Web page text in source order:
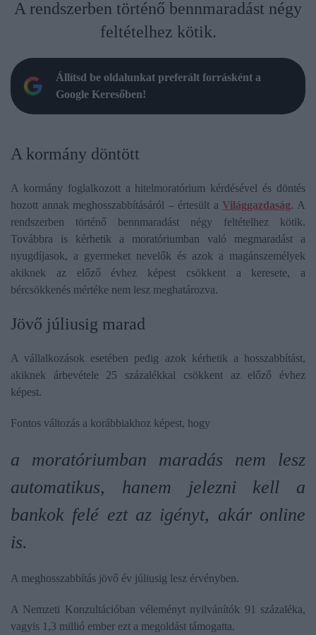
A rendszerben történő bennmaradást négy
feltételhez kötik.
Állítsd be oldalunkat preferált forrásként a
Google Keresőben!
A kormány döntött
A kormány foglalkozott a hitelmoratórium kérdésével és döntés
hozott annak meghosszabbításáról – értesült aVilággazdaság. A
rendszerben történő bennmaradást négy feltételhez kötik.
Továbbra is kérhetik a moratóriumban való megmaradást a
nyugdíjasok, a gyermeket nevelők és azok a magánszemélyek
akiknek az előző évhez képest csökkent a keresete, a
bércsökkenés mértéke nem lesz meghatározva.
Jövő júliusig marad
A vállalkozások esetében pedig azok kérhetik a hosszabbítást,
akiknek árbevétele 25 százalékkal csökkent az előző évhez
képest.
Fontos változás a korábbiakhoz képest, hogy
a moratóriumban maradás nem lesz
automatikus, hanem jelezni kell a
bankok felé ezt az igényt, akár online
is.
A meghosszabbítás jövő év júliusig lesz érvényben.
A Nemzeti Konzultációban véleményt nyilvánítók 91 százaléka,
vagyis 1,3 millió ember ezt a megoldást támogatta.